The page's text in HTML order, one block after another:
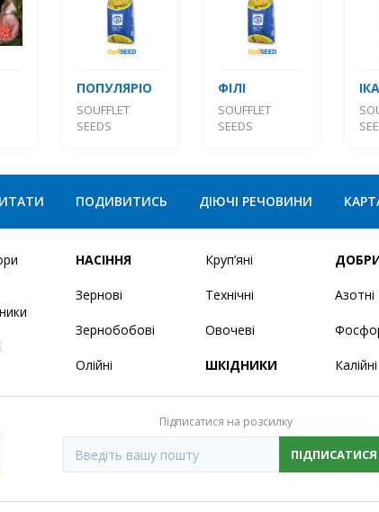
ПОПУЛЯРІО
SOUFFLET
SEEDS
ФІЛІ
SOUFFLET
SEEDS
ПОДИВИТИСЬ ДІЮЧІ РЕЧОВИНИ
НАСІННЯ
Зернові
Зернобобові
Олійні
Круп’яні
Технічні
Овочеві
ШКІДНИКИ
Азотні
Калійні
Підписатися на розсилку
ПІДПИСАТИСЯ